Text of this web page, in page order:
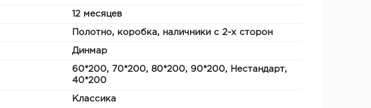
12 месяцев
Полотно, коробка, наличники с 2-х сторон
Динмар
60*200, 70*200, 80*200, 90*200, Нестандарт,
40*200
Классика